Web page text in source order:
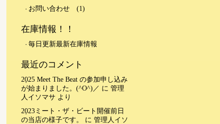
お問い合わせ
(1)
在庫情報！！
毎日更新最新在庫情報
最近のコメント
2025 Meet The Beat の参加申し込み
が始まりました。(^O^)／ に 管理
人イソマサ より
2023ミート・ザ・ビート開催前日
の当店の様子です。
に 管理人イソ